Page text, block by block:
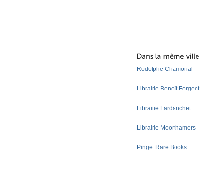
Rodolphe Chamonal
Librairie Benoît Forgeot
Librairie Lardanchet
Librairie Moorthamers
Pingel Rare Books